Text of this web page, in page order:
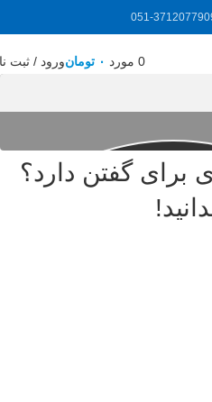
051-37120779
0 مورد ۰ تومانورود / ثبت
چه چیزی برای گفتن دارد؟